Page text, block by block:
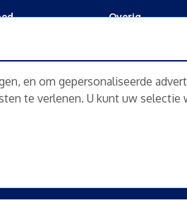
en om gepersonaliseerde
te verlenen. U kunt uw selectie
kopen
Overig
Gratis
Gratis